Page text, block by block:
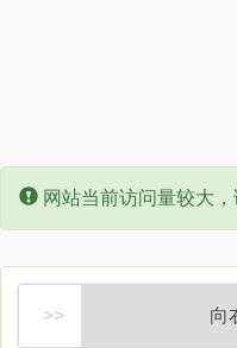
Error:
网站当前访问量较大
向